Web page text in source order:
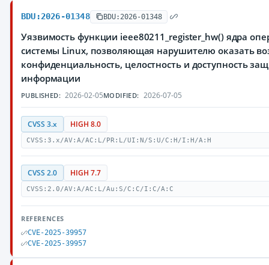
BDU:2026-01348 BDU:2026-01348
Уязвимость функции ieee80211_register_hw() ядра
системы Linux, позволяющая нарушителю оказать
конфиденциальность, целостность и доступность
информации
PUBLISHED: 2026-02-05MODIFIED: 2026-07-05
CVSS 3.x HIGH 8.0
CVSS:3.x/AV:A/AC:L/PR:L/UI:N/S:U/C:H/I:H/A:H
CVSS 2.0 HIGH 7.7
CVSS:2.0/AV:A/AC:L/Au:S/C:C/I:C/A:C
REFERENCES
CVE-2025-39957
CVE-2025-39957